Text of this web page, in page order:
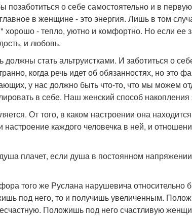
о себе самостоятельно и в
в женщине - это энергия. Лишь в том
- тепло, уютно и комфортно. Но если ее
и любовь.
стать альтруистками. И заботиться о
когда речь идет об обязанностях, но это
у нас должно быть что-то, что мы можем
в себе. Наш женский способ накопления
От того, в каком настроении она
настроение каждого человечка в ней, и
плачет, если душа в постоянном
того же Руслана нарушевича относительно
под него, то и получишь увеличенным.
Положишь под него счастливую